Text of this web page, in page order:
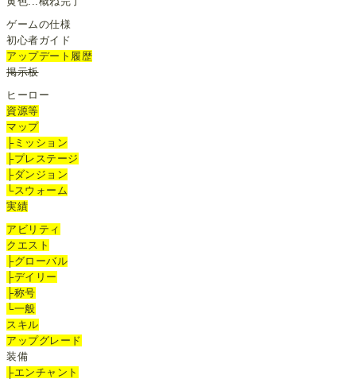
ゲームの仕様
初心者ガイド
アップデート履歴
掲示板
ヒーロー
資源等
マップ
├ミッション
├プレステージ
├ダンジョン
└スウォーム
実績
アビリティ
クエスト
├グローバル
├デイリー
├称号
└一般
スキル
アップグレード
装備
├エンチャント